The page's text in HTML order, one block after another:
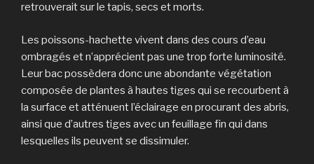
retrouverait sur le tapis, secs et morts.
Les poissons-hachette vivent dans des cours d’eau
ombragés et n’apprécient pas une trop forte luminosité.
Leur bac possèdera donc une abondante végétation
composée de plantes à hautes tiges qui se recourbent à
la surface et atténuent l’éclairage en procurant des abris,
ainsi que d’autres tiges avec un feuillage fin qui dans
lesquelles ils peuvent se dissimuler.